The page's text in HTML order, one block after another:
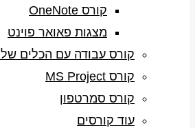
קורס OneNote
מצגות פאואר פוינט
קורס עבודה עם הכלים של Google
קורס MS Project
קורס סמרטפון
עוד קורסים